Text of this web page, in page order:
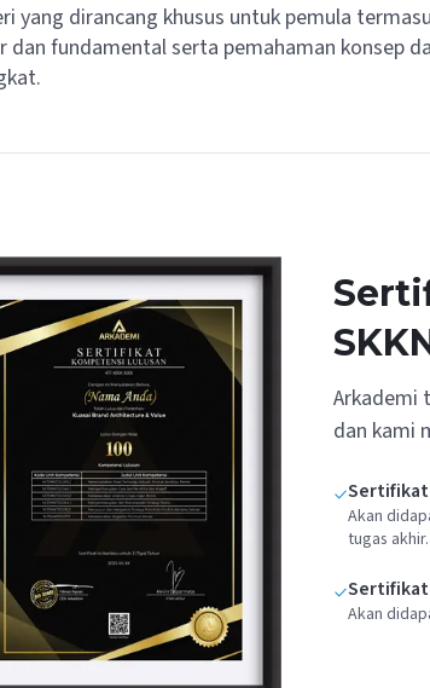
yang dirancang khusus untuk pemula
dan fundamental serta pemahaman konsep
Arkademi
dan kami
Sertifikat
Akan
tugas akhir.
Sertifikat
Akan